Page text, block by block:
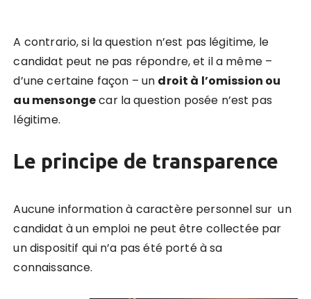
A contrario, si la question n’est pas légitime, le
candidat peut ne pas répondre, et il a même –
d’une certaine façon – un droit à l’omission ou
au mensongecar la question posée n’est pas
légitime.
Le principe de transparence
Aucune information à caractère personnel sur un
candidat à un emploi ne peut être collectée par
un dispositif qui n’a pas été porté à sa
connaissance.